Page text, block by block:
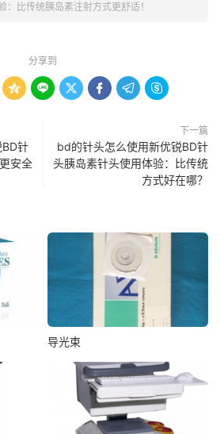
：比传统胰岛素注射方式更舒适！
分享到
     
针
安全
下一篇
bd的针头怎么使用新优锐BD针
头胰岛素针头使用体验：比传统
方式好在哪？
导光束